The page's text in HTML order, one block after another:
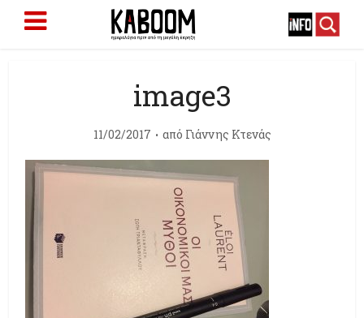
image3
11/02/2017 από Γιάννης Κτενάς